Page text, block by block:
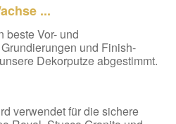
...
beste Vor- und
und Finish-
Dekorputze abgestimmt.
verwendet für die sichere